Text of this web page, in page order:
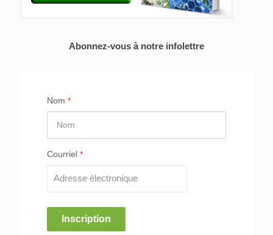
Abonnez-vous à notre infolettre
Nom *
Courriel *
Inscription